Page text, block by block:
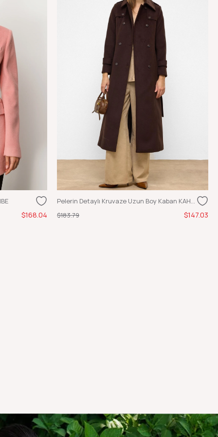
$168.04
Pelerin Detaylı Kruvaze Uzun Boy Kaban KAHVE
$147.03
$183.79